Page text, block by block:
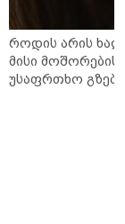
როდის არის
მისი მოშორების
უსაფრთხო გზები